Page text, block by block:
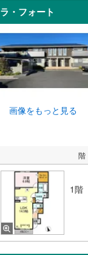
ラ・フォート
画像をもっと見る
階
1階